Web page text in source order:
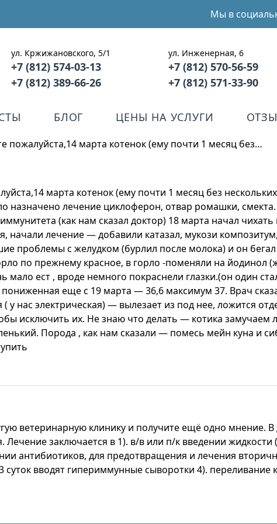
Мы в
ул. Кржижановского, 5/1
+7 (812) 574-03-13
+7 (812) 389-66-26
ул. Инженерная, 6
+7 (812) 570-56-59
+7 (812) 571-33-90
БЛОГ ЦЕНЫ НА УСЛУГИ
пожалуйста,14 марта котенок (ему почти 1 месяц без…
марта котенок (ему почти 1 месяц без
назначено лечение циклоферон, отвар ромашки,
(как нам сказал доктор) 18 марта начал
начали лечение — добавили катазал, мукози
проблемы с желудком (бурлил после молока) и он
по прежнему красное, в горло -поменяли на йодинол
мало ест , вроде немного покраснели глазки.(он один
еще с 19 марта — 36,6 максимум 37. Врач
у нас электрическая) — вылезает из под нее, ложится
исключить их. Не знаю что делать — котика замучаем
Порода , как нам сказали — помесь мейн куна и
ветеринарную клинику и получите ещё одно мнение. В
Лечение заключается в 1). в/в или п/к введении
антибиотиков, для предотвращения и лечения
вводят гипериммунные сыворотки 4). переливание